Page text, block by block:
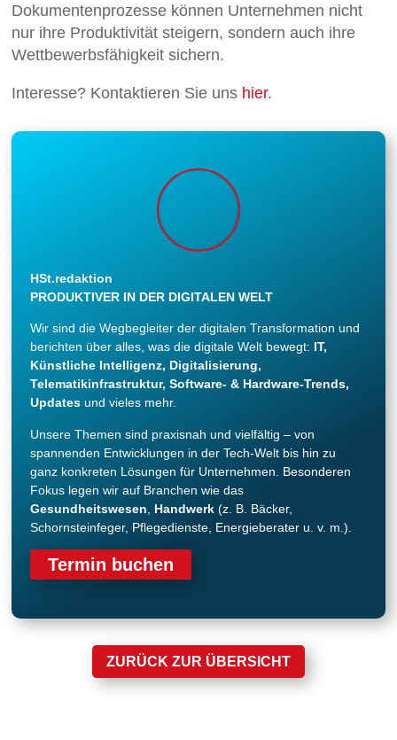
Dokumentenprozesse können Unternehmen nicht
nur ihre Produktivität steigern, sondern auch ihre
Wettbewerbsfähigkeit sichern.
Interesse? Kontaktieren Sie uns hier.
HSt.redaktion
PRODUKTIVER IN DER DIGITALEN WELT
Wir sind die Wegbegleiter der digitalen Transformation und
berichten über alles, was die digitale Welt bewegt: IT,
Künstliche Intelligenz, Digitalisierung,
Telematikinfrastruktur, Software- & Hardware-Trends,
Updates und vieles mehr.
Unsere Themen sind praxisnah und vielfältig – von
spannenden Entwicklungen in der Tech-Welt bis hin zu
ganz konkreten Lösungen für Unternehmen. Besonderen
Fokus legen wir auf Branchen wie das
Gesundheitswesen
Handwerk (z. B. Bäcker,
Schornsteinfeger, Pflegedienste, Energieberater u. v. m.).
Termin buchen
ZURÜCK ZUR ÜBERSICHT